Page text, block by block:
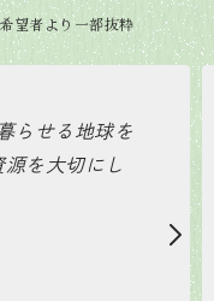
望者より一部抜粋
らせる地球を
を大切にし